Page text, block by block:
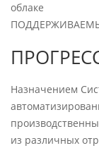
облаке
Назначением
из различных